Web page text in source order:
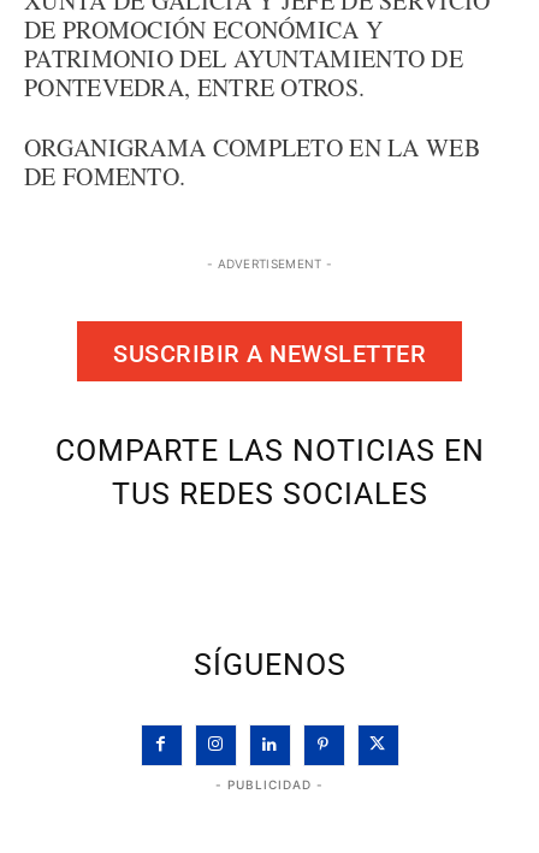
DE PROMOCIÓN ECONÓMICA Y
PATRIMONIO DEL AYUNTAMIENTO DE
PONTEVEDRA, ENTRE OTROS.
ORGANIGRAMA COMPLETO EN LA WEB
DE FOMENTO.
- ADVERTISEMENT -
SUSCRIBIR A NEWSLETTER
COMPARTE LAS NOTICIAS EN
TUS REDES SOCIALES
SÍGUENOS
- PUBLICIDAD -